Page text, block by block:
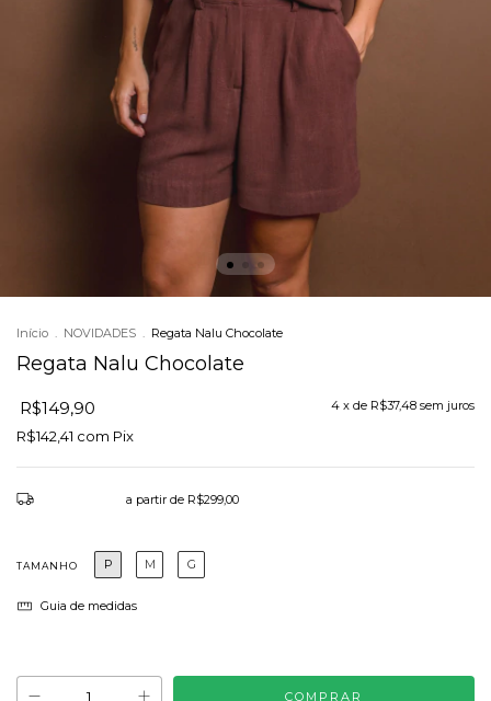
Início . NOVIDADES . Regata Nalu Chocolate
Regata Nalu Chocolate
R$149,90 4 x de R$37,48 sem juros
R$142,41 com Pix
a partir de R$299,00
TAMANHO P M G
Guia de medidas